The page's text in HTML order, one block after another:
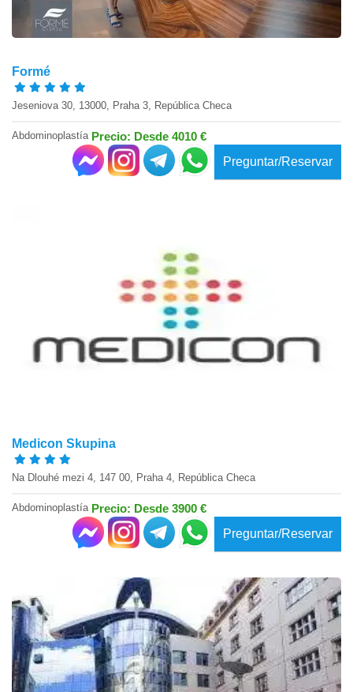
Formé
Jeseniova 30, 13000, Praha 3, República Checa
Abdominoplastía Precio: Desde 4010 €
Preguntar/Reservar
Medicon Skupina
Na Dlouhé mezi 4, 147 00, Praha 4, República Checa
Abdominoplastía Precio: Desde 3900 €
Preguntar/Reservar